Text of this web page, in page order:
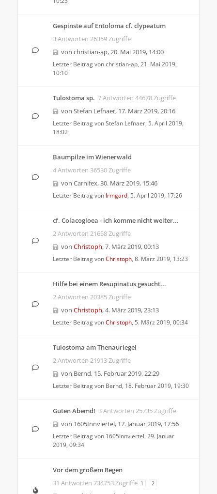
Gespinste auf Entoloma cf. clypeatum
3 Antworten 26359 Zugriffe
von christian-ap,20. Mai 2019, 14:00
Letzter Beitrag vonchristian-ap, 21. Mai 2019,
10:10
Tulostoma sp. 7 Antworten 44678 Zugriffe
von Stefan Lefnaer, 17. März 2019, 20:16
Letzter Beitrag vonStefan Lefnaer, 5. April 2019,
18:02
Baumpilze im Wienerwald
4 Antworten 36530 Zugriffe
von Carnifex,30. März 2019, 15:46
Letzter Beitrag von Irmgard, 5. April 2019, 17:26
cf. Colacogloea - ich komme nicht weiter...
2 Antworten 21658 Zugriffe
von Christoph,7. März 2019, 00:13
Letzter Beitrag vonChristoph, 8. März 2019, 13:23
Hilfe bei einem Resupinatus gesucht...
2 Antworten 20385 Zugriffe
von Christoph,4. März 2019, 23:13
Letzter Beitrag vonChristoph, 5. März 2019, 00:34
Tulostoma am Thenauriegel
2 Antworten 21913 Zugriffe
von Bernd, 15. Februar 2019, 22:29
Letzter Beitrag von Bernd, 18. Februar 2019, 19:30
Guten Abemd! 3 Antworten 25735 Zugriffe
von 1605Innviertel, 17. Januar 2019, 17:56
Letzter Beitrag von 1605Innviertel, 29. Januar
2019, 09:34
Vor dem großem Regen
31 Antworten 734753 Zugriffe 1 2